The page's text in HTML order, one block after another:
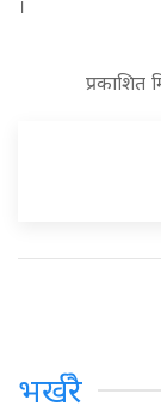
।
प्रकाशित
भर्खरै